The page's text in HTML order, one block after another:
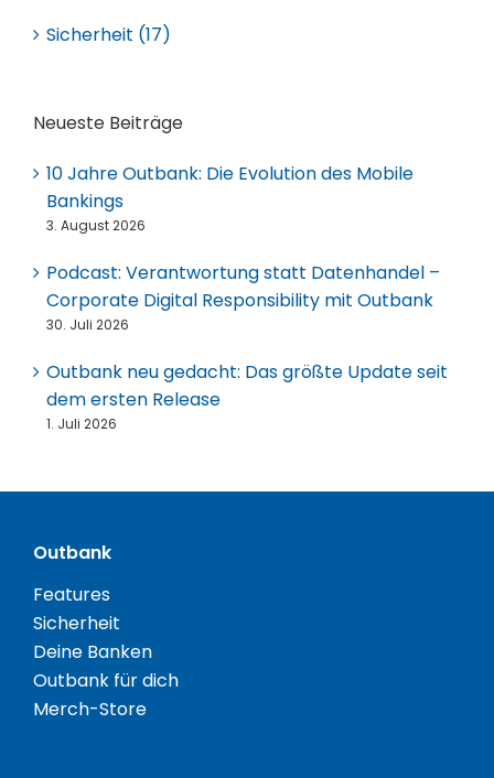
Sicherheit (17)
Neueste Beiträge
10 Jahre Outbank: Die Evolution des Mobile
Bankings
3. August 2026
Podcast: Verantwortung statt Datenhandel –
Corporate Digital Responsibility mit Outbank
30. Juli 2026
Outbank neu gedacht: Das größte Update seit
dem ersten Release
1. Juli 2026
Outbank
Features
Sicherheit
Deine Banken
Outbank für dich
Merch-Store